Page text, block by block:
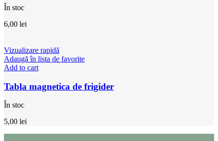
În stoc
6,00 lei
Vizualizare rapidă
Adaugă în lista de favorite
Add to cart
Tabla magnetica de frigider
În stoc
5,00 lei